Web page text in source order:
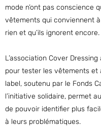
mode n’ont pas conscience
vêtements qui conviennent
rien et qu’ils ignorent encore.
L’association Cover
pour tester les vêtements et
label, soutenu par le Fonds
l’initiative solidaire, permet
de pouvoir identifier plus
à leurs problématiques.